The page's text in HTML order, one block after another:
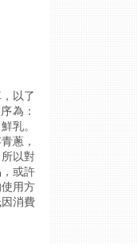
以了
為：
乳。
蔥，
以對
或許
用方
消費